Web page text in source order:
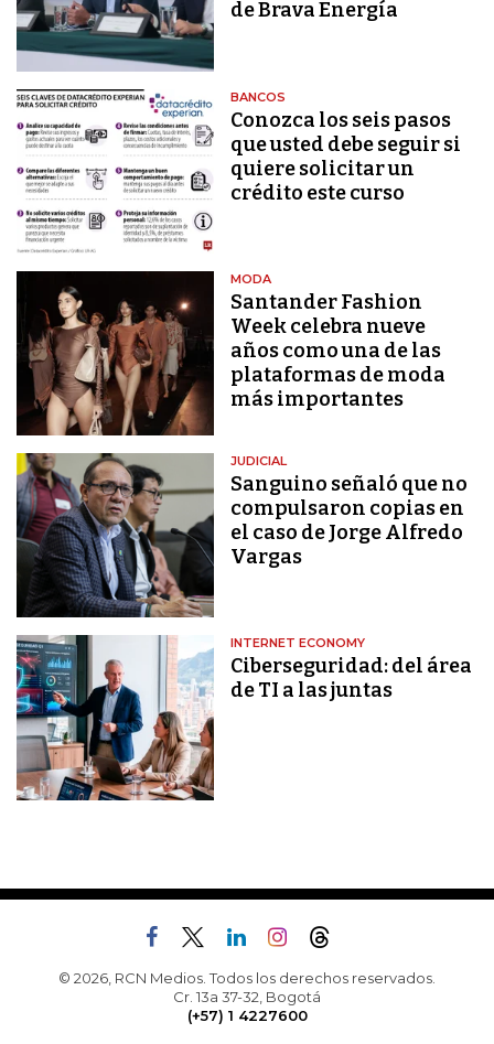
de Brava Energía
BANCOS
Conozca los seis pasos
que usted debe seguir si
quiere solicitar un
crédito este curso
MODA
Santander Fashion
Week celebra nueve
años como una de las
plataformas de moda
más importantes
JUDICIAL
Sanguino señaló que no
compulsaron copias en
el caso de Jorge Alfredo
Vargas
INTERNET ECONOMY
Ciberseguridad: del área
de TI a las juntas
© 2026, RCN Medios. Todos los derechos reservados.
Cr. 13a 37-32, Bogotá
(+57) 1 4227600